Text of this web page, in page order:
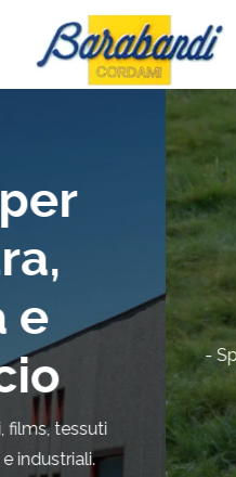
- Spaghi, cordette, reti,